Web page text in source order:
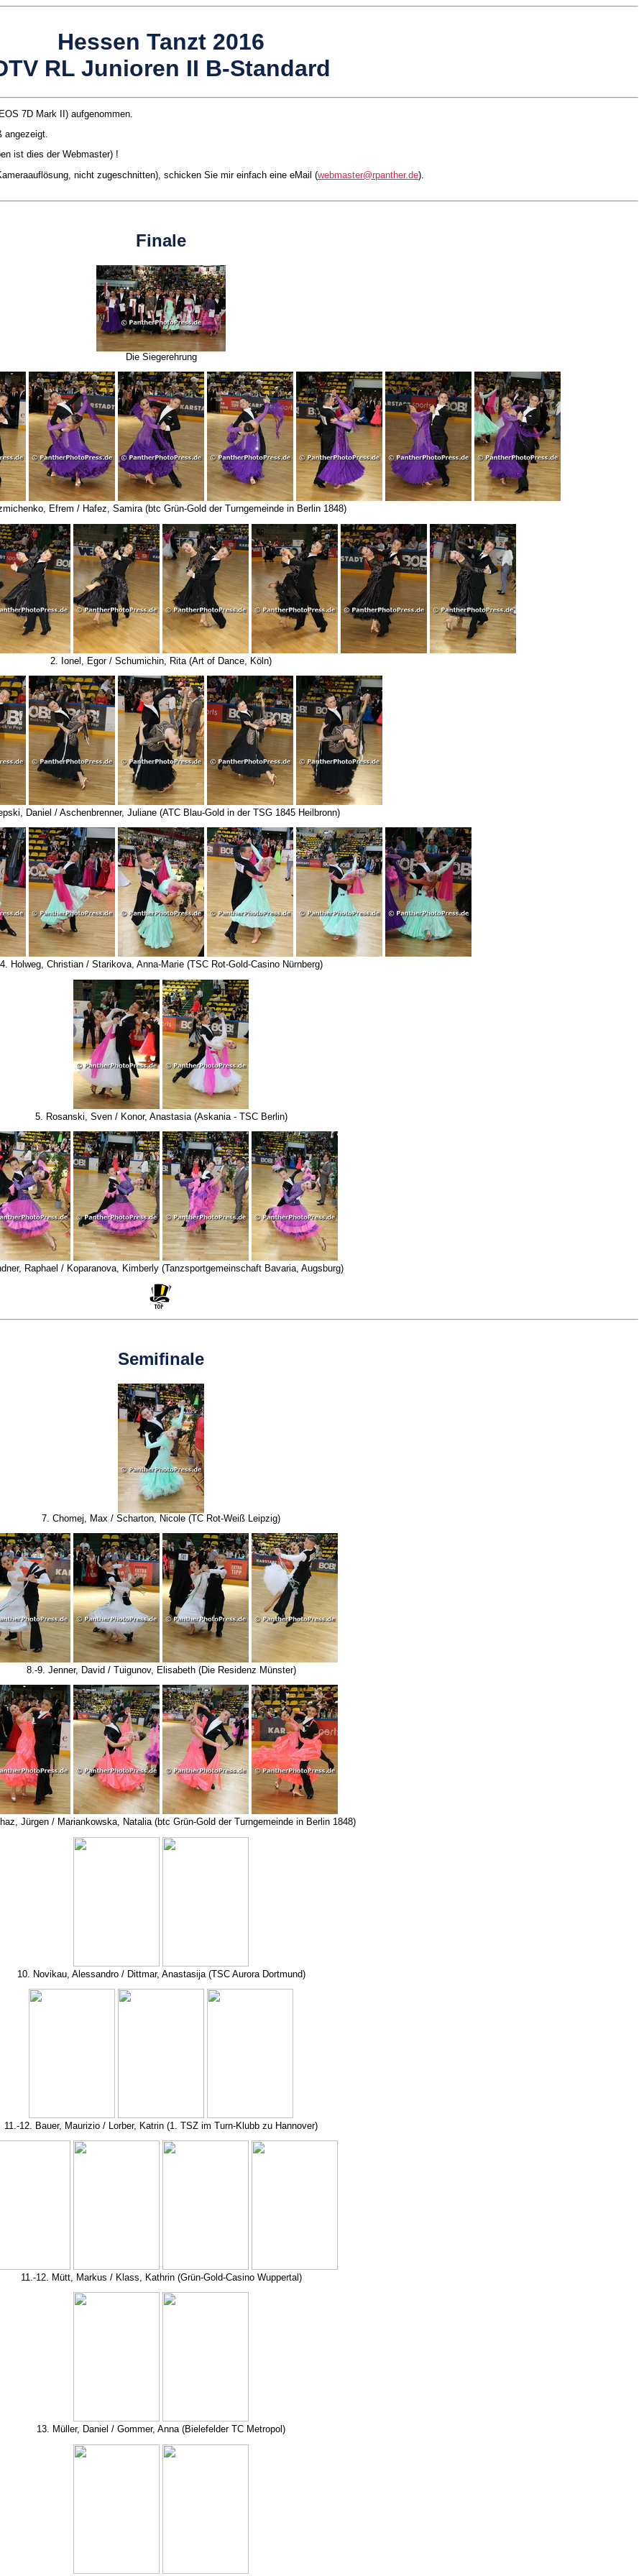
Hessen Tanzt 2016
RL Junioren II B-Standard
7D Mark II) aufgenommen.
angezeigt.
ist dies der Webmaster) !
nicht zugeschnitten), schicken Sie mir einfach eine eMail (webmaster@rpanther.de).
Finale
Die Siegerehrung
Efrem / Hafez, Samira (btc Grün-Gold der Turngemeinde in Berlin 1848)
2. Ionel, Egor / Schumichin, Rita (Art of Dance, Köln)
Daniel / Aschenbrenner, Juliane (ATC Blau-Gold in der TSG 1845 Heilbronn)
4. Holweg, Christian / Starikova, Anna-Marie (TSC Rot-Gold-Casino Nürnberg)
5. Rosanski, Sven / Konor, Anastasia (Askania - TSC Berlin)
Raphael / Koparanova, Kimberly (Tanzsportgemeinschaft Bavaria, Augsburg)
Semifinale
7. Chomej, Max / Scharton, Nicole (TC Rot-Weiß Leipzig)
8.-9. Jenner, David / Tuigunov, Elisabeth (Die Residenz Münster)
Jürgen / Mariankowska, Natalia (btc Grün-Gold der Turngemeinde in Berlin 1848)
10. Novikau, Alessandro / Dittmar, Anastasija (TSC Aurora Dortmund)
11.-12. Bauer, Maurizio / Lorber, Katrin (1. TSZ im Turn-Klubb zu Hannover)
11.-12. Mütt, Markus / Klass, Kathrin (Grün-Gold-Casino Wuppertal)
13. Müller, Daniel / Gommer, Anna (Bielefelder TC Metropol)